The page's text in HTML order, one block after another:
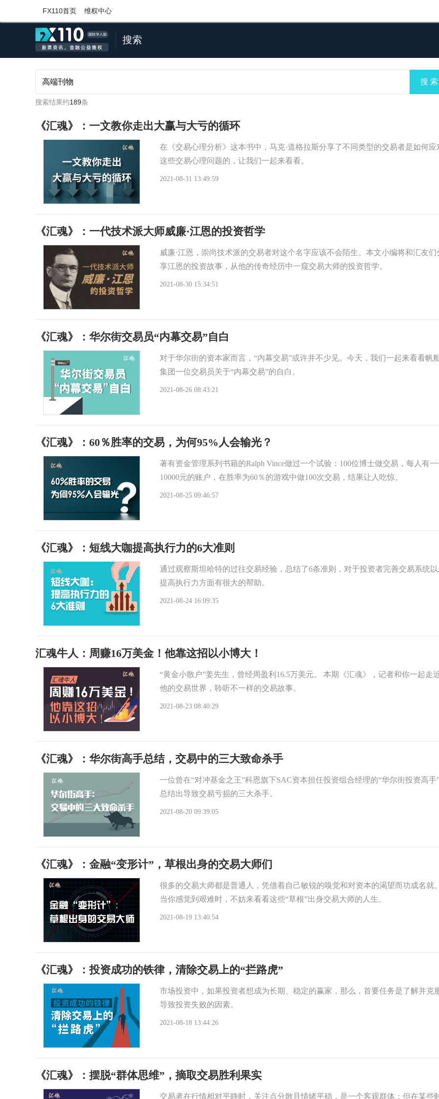
FX110首页 维权中心
搜索
搜 索
搜索结果约189条
《汇魂》：一文教你走出大赢与大亏的循环
在《交易心理分析》这本书中，马克·道格拉斯分享了不同类型的交易者是如何应
这些交易心理问题的，让我们一起来看看。
2021-08-31 13:49:59
《汇魂》：一代技术派大师威廉·江恩的投资哲学
威廉·江恩，崇尚技术派的交易者对这个名字应该不会陌生。本文小编将和汇友们
享江恩的投资故事，从他的传奇经历中一窥交易大师的投资哲学。
2021-08-30 15:34:51
《汇魂》：华尔街交易员“内幕交易”自白
对于华尔街的资本家而言，“内幕交易”或许并不少见。今天，我们一起来看看帆
集团一位交易员关于“内幕交易”的自白。
2021-08-26 08:43:21
《汇魂》：60％胜率的交易，为何95%人会输光？
著有资金管理系列书籍的Ralph Vince做过一个试验：100位博士做交易，每人有
10000元的账户，在胜率为60％的游戏中做100次交易，结果让人吃惊。
2021-08-25 09:46:57
《汇魂》：短线大咖提高执行力的6大准则
通过观察斯坦哈特的过往交易经验，总结了6条准则，对于投资者完善交易系统
提高执行力方面有很大的帮助。
2021-08-24 16:09:35
汇魂牛人：周赚16万美金！他靠这招以小博大！
“黄金小散户”姜先生，曾经周盈利16.5万美元。 本期《汇魂》，记者和你一起走
他的交易世界，聆听不一样的交易故事。
2021-08-23 08:40:29
《汇魂》：华尔街高手总结，交易中的三大致命杀手
一位曾在“对冲基金之王”科恩旗下SAC资本担任投资组合经理的“华尔街投资高手
总结出导致交易亏损的三大杀手。
2021-08-20 09:39:05
《汇魂》：金融“变形计”，草根出身的交易大师们
很多的交易大师都是普通人，凭借着自己敏锐的嗅觉和对资本的渴望而功成名就
当你感觉到艰难时，不妨来看看这些“草根”出身交易大师的人生。
2021-08-19 13:40:54
《汇魂》：投资成功的铁律，清除交易上的“拦路虎”
市场投资中，如果投资者想成为长期、稳定的赢家，那么，首要任务是了解并克
导致投资失败的因素。
2021-08-18 13:44:26
《汇魂》：摆脱“群体思维”，摘取交易胜利果实
交易者在行情相对平静时，关注点分散且情绪平稳，是一个客观群体；但在某些